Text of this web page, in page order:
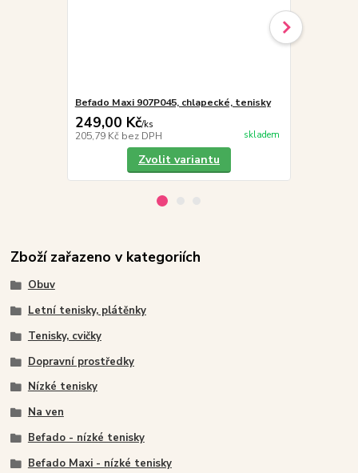
Befado Maxi 907P045, chlapecké, tenisky
249,00 Kč/ks
205,79 Kč bez DPH skladem
Zvolit variantu
Zboží zařazeno v kategoriích
Obuv
Letní tenisky, plátěnky
Tenisky, cvičky
Dopravní prostředky
Nízké tenisky
Na ven
Befado - nízké tenisky
Befado Maxi - nízké tenisky